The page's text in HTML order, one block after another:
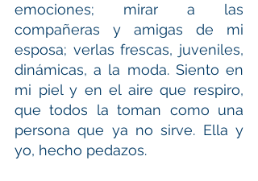
emociones; mirar a las
compañeras y amigas de mi
esposa; verlas frescas, juveniles,
dinámicas, a la moda. Siento en
mi piel y en el aire que respiro,
que todos la toman como una
persona que ya no sirve. Ella y
yo, hecho pedazos.